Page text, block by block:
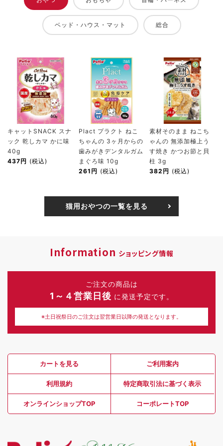
ベッド・ハウス・マット 総合
キャットSNACK スナ
ック 乾しカマ かに味
40g
437円 (税込)
Plact プラクト ねこ
ちゃんの 3ヶ月からの
歯みがきデンタルガム
まぐろ味 10g
261円 (税込)
素材そのまま ねこち
ゃんの 無添加極上う
す焼き かつお節と貝
柱 3g
382円 (税込)
猫用おやつの一覧を見る
Information ショッピング情報
ご注文の商品は
1～４営業日後 に発送予定です。
※土日祝祭日のご注文は翌営業日以降の発送となります。
カートを見る ご利用案内
利用規約 特定商取引法に基づく表示
オンラインショップTOP コーポレートTOP